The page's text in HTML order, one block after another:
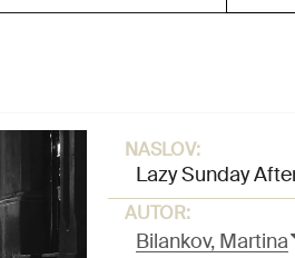
NASLOV:
Lazy Sunday
AUTOR:
Bilankov, Martina